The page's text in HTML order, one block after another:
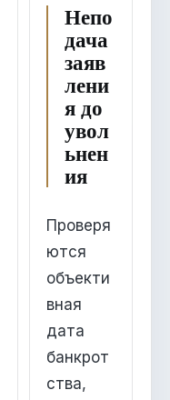
Непо
дача
заяв
лени
я до
увол
ьнен
ия
Проверя
ются
объекти
вная
дата
банкрот
ства,